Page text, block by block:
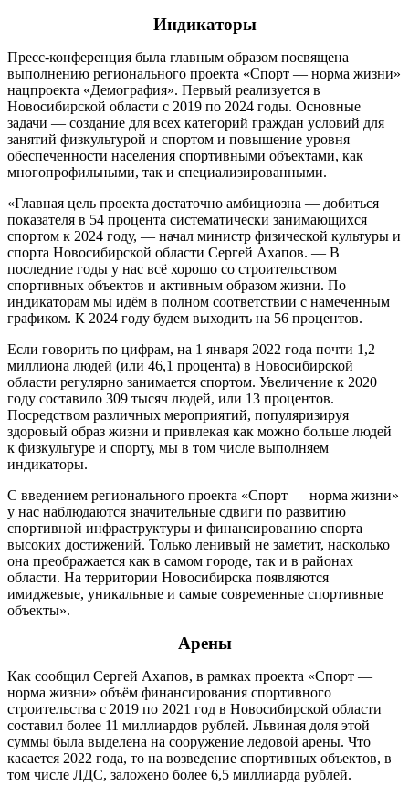
Индикаторы
Пресс-конференция была главным образом посвящена
выполнению регионального проекта «Спорт ― норма жизни»
нацпроекта «Демография». Первый реализуется в
Новосибирской области с 2019 по 2024 годы. Основные
задачи ― создание для всех категорий граждан условий для
занятий физкультурой и спортом и повышение уровня
обеспеченности населения спортивными объектами, как
многопрофильными, так и специализированными.
«Главная цель проекта достаточно амбициозна ― добиться
показателя в 54 процента систематически занимающихся
спортом к 2024 году, ― начал министр физической культуры и
спорта Новосибирской области Сергей Ахапов. ― В
последние годы у нас всё хорошо со строительством
спортивных объектов и активным образом жизни. По
индикаторам мы идём в полном соответствии с намеченным
графиком. К 2024 году будем выходить на 56 процентов.
Если говорить по цифрам, на 1 января 2022 года почти 1,2
миллиона людей (или 46,1 процента) в Новосибирской
области регулярно занимается спортом. Увеличение к 2020
году составило 309 тысяч людей, или 13 процентов.
Посредством различных мероприятий, популяризируя
здоровый образ жизни и привлекая как можно больше людей
к физкультуре и спорту, мы в том числе выполняем
индикаторы.
С введением регионального проекта «Спорт ― норма жизни»
у нас наблюдаются значительные сдвиги по развитию
спортивной инфраструктуры и финансированию спорта
высоких достижений. Только ленивый не заметит, насколько
она преображается как в самом городе, так и в районах
области. На территории Новосибирска появляются
имиджевые, уникальные и самые современные спортивные
объекты».
Арены
Как сообщил Сергей Ахапов, в рамках проекта «Спорт ―
норма жизни» объём финансирования спортивного
строительства с 2019 по 2021 год в Новосибирской области
составил более 11 миллиардов рублей. Львиная доля этой
суммы была выделена на сооружение ледовой арены. Что
касается 2022 года, то на возведение спортивных объектов, в
том числе ЛДС, заложено более 6,5 миллиарда рублей.